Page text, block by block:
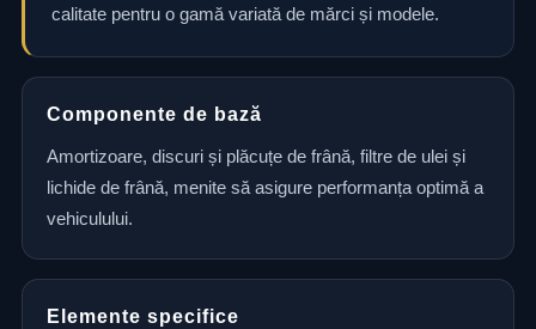
calitate pentru o gamă variată de mărci și modele.
Componente de bază
Amortizoare, discuri și plăcuțe de frână, filtre de ulei și
lichide de frână, menite să asigure performanța optimă a
vehiculului.
Elemente specifice